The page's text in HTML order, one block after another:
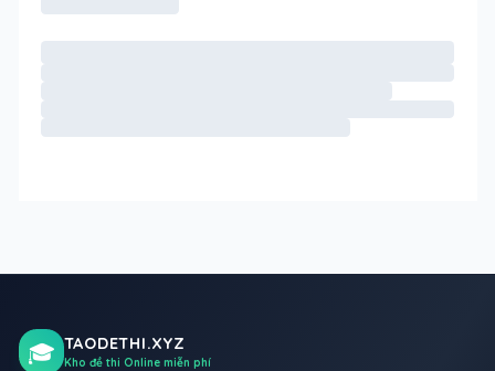
🎓 TAODETHI.XYZ
Kho đề thi Online miễn phí